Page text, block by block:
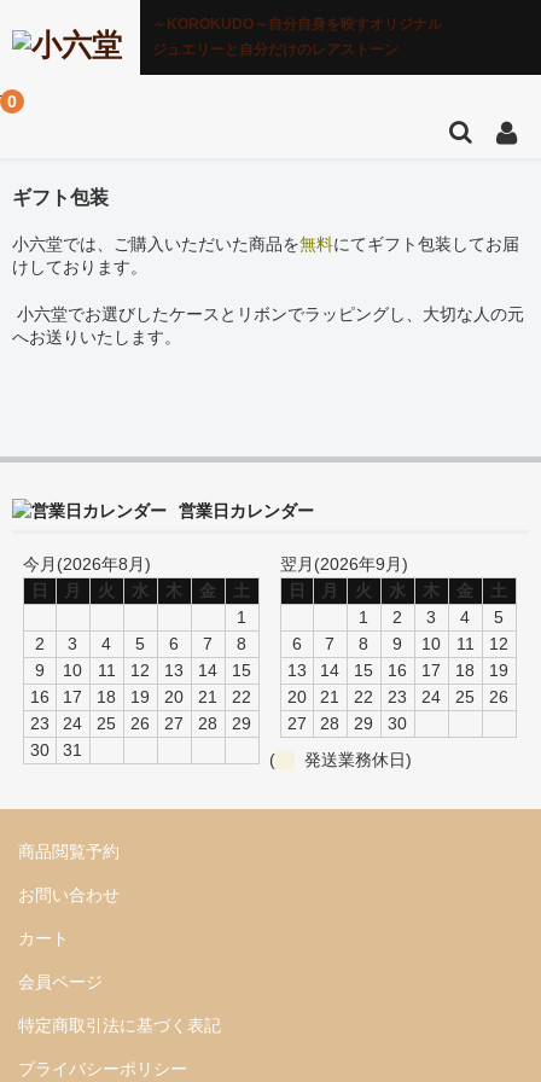
～KOROKUDO～自分自身を映すオリジナル
ジュエリーと自分だけのレアストーン
0
ギフト包装
小六堂では、ご購入いただいた商品を無料にてギフト包装してお届
けしております。
小六堂でお選びしたケースとリボンでラッピングし、大切な人の元
へお送りいたします。
営業日カレンダー
今月(2026年8月)
日
月 火 水 木 金
土
1
2
3 4 5 6 7
8
9
10 11 12 13 14
15
16
17 18 19 20 21
22
23
24 25 26 27 28
29
30
31
翌月(2026年9月)
日
月 火 水 木 金
土
1
2 3 4
5
6
7 8 9 10 11
12
13
14 15 16 17 18
19
20
21 22 23 24 25
26
27
28 29
30
(
発送業務休日)
商品閲覧予約
お問い合わせ
カート
会員ページ
特定商取引法に基づく表記
プライバシーポリシー